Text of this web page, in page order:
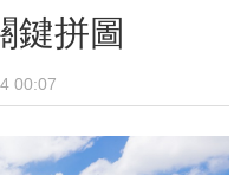
鍵拼圖
00:07